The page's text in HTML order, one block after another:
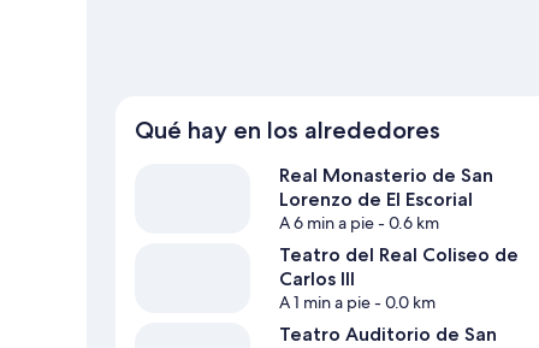
Qué hay en los alrededores
Real Monasterio de San
Lorenzo de El Escorial
A 6 min a pie- 0.6 km
Teatro del Real Coliseo de
Carlos III
A 1 min a pie- 0.0 km
Teatro Auditorio de San